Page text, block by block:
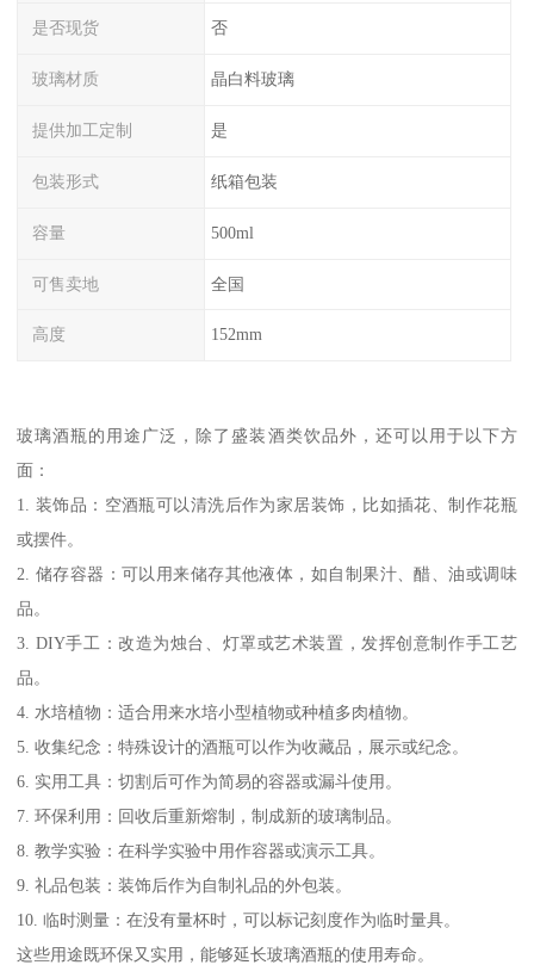
是否现货 否
玻璃材质 晶白料玻璃
提供加工定制 是
包装形式 纸箱包装
容量 500ml
可售卖地 全国
高度 152mm
玻璃酒瓶的用途广泛，除了盛装酒类饮品外，还可以用于以下方
面：
1. 装饰品：空酒瓶可以清洗后作为家居装饰，比如插花、制作花瓶
或摆件。
2. 储存容器：可以用来储存其他液体，如自制果汁、醋、油或调味
品。
3. DIY手工：改造为烛台、灯罩或艺术装置，发挥创意制作手工艺
品。
4. 水培植物：适合用来水培小型植物或种植多肉植物。
5. 收集纪念：特殊设计的酒瓶可以作为收藏品，展示或纪念。
6. 实用工具：切割后可作为简易的容器或漏斗使用。
7. 环保利用：回收后重新熔制，制成新的玻璃制品。
8. 教学实验：在科学实验中用作容器或演示工具。
9. 礼品包装：装饰后作为自制礼品的外包装。
10. 临时测量：在没有量杯时，可以标记刻度作为临时量具。
这些用途既环保又实用，能够延长玻璃酒瓶的使用寿命。